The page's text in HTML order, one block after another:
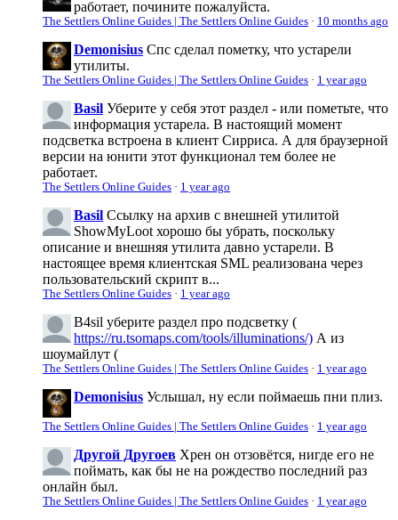
работает, почините пожалуйста.
The Settlers Online Guides | The Settlers Online Guides · 10 months ago
Demonisius Спс сделал пометку, что устарели
утилиты.
The Settlers Online Guides | The Settlers Online Guides · 1 year ago
Basil Уберите у себя этот раздел - или пометьте, что
информация устарела. В настоящий момент
подсветка встроена в клиент Сирриса. А для браузерной
версии на юнити этот функционал тем более не
работает.
The Settlers Online Guides · 1 year ago
Basil Ссылку на архив с внешней утилитой
ShowMyLoot хорошо бы убрать, поскольку
описание и внешняя утилита давно устарели. В
настоящее время клиентская SML реализована через
пользовательский скрипт в...
The Settlers Online Guides · 1 year ago
B4sil уберите раздел про подсветку (
https://ru.tsomaps.com/tools/illuminations/) А из
шоумайлут (
The Settlers Online Guides | The Settlers Online Guides · 1 year ago
Demonisius Услышал, ну если поймаешь пни плиз.
The Settlers Online Guides | The Settlers Online Guides · 1 year ago
Другой Другоев Хрен он отзовётся, нигде его не
поймать, как бы не на рождество последний раз
онлайн был.
The Settlers Online Guides | The Settlers Online Guides · 1 year ago